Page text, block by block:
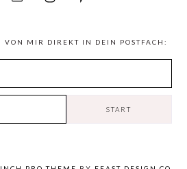
VON MIR DIREKT IN DEIN POSTFACH: